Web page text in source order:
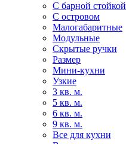
С барной стойкой
С островом
Малогабаритные
Модульные
Скрытые ручки
Размер
Мини-кухни
Узкие
3 кв. м.
5 кв. м.
6 кв. м.
9 кв. м.
Все для кухни